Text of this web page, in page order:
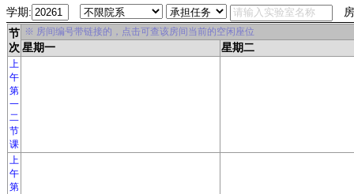
学期: 房
节
次
※ 房间编号带链接的，点击可查该房间当前的空闲座位
星期一 星期二
上
午
第
一
二
节
课
上
午
第